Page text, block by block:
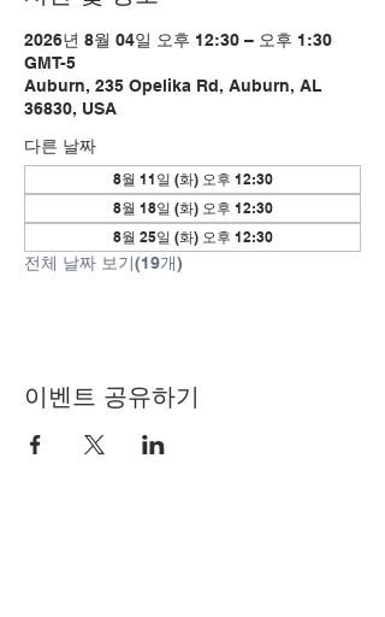
2026년 8월 04일 오후 12:30 – 오후 1:30
GMT-5
Auburn, 235 Opelika Rd, Auburn, AL
36830, USA
다른 날짜
8월 11일 (화) 오후 12:30
8월 18일 (화) 오후 12:30
8월 25일 (화) 오후 12:30
전체 날짜 보기(19개)
이벤트 공유하기